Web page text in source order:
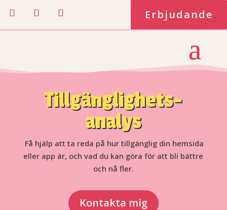
Erbjudande
Tillgänglighets-
analys
Få hjälp att ta reda på hur tillgänglig din hemsida
eller app är, och vad du kan göra för att bli bättre
och nå fler.
Kontakta mig